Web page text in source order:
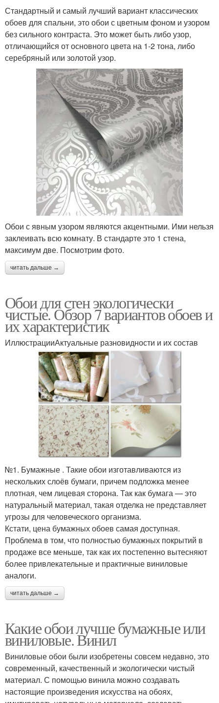
Стандартный и самый лучший вариант классических
обоев для спальни, это обои с цветным фоном и узором
без сильного контраста. Это может быть либо узор,
отличающийся от основного цвета на 1-2 тона, либо
серебряный или золотой узор.
Обои с явным узором являются акцентными. Ими нельзя
заклеивать всю комнату. В стандарте это 1 стена,
максимум две. Посмотрим фото.
читать дальше →
Обои для стен экологически
чистые. Обзор 7 вариантов обоев и
их характеристик
ИллюстрацииАктуальные разновидности и их состав
№1. Бумажные . Такие обои изготавливаются из
нескольких слоёв бумаги, причем подложка менее
плотная, чем лицевая сторона. Так как бумага — это
натуральный материал, такая отделка не представляет
угрозы для человеческого организма.
Кстати, цена бумажных обоев самая доступная.
Проблема в том, что полностью бумажных покрытий в
продаже все меньше, так как их постепенно вытесняют
более привлекательные и практичные виниловые
аналоги.
читать дальше →
Какие обои лучше бумажные или
виниловые. Винил
Виниловые обои были изобретены совсем недавно, это
современный, качественный и экологически чистый
материал. С помощью винила можно создавать
настоящие произведения искусства на обоях,